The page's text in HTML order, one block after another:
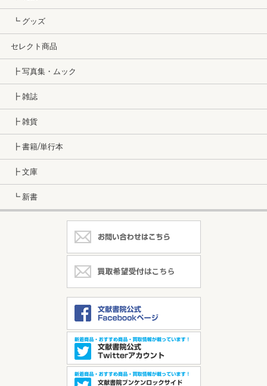
┗ グッズ
セレクト商品
┣ 写真集・ムック
┣ 雑誌
┣ 雑貨
┣ 書籍/単行本
┣ 文庫
┗ 新書